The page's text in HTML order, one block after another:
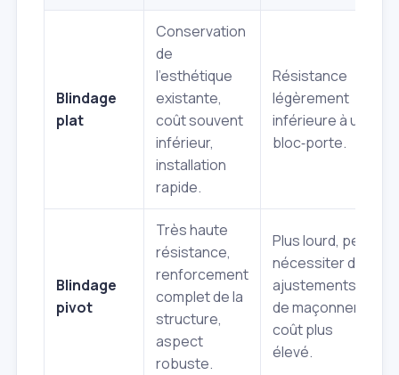
Blindage
plat
Conservation
de
l'esthétique
existante,
coût souvent
inférieur,
installation
rapide.
Résistance
légèrement
inférieure à un
bloc‑porte.
Blindage
pivot
Très haute
résistance,
renforcement
complet de la
structure,
aspect
robuste.
Plus lourd, peut
nécessiter des
ajustements
de maçonnerie,
coût plus
élevé.